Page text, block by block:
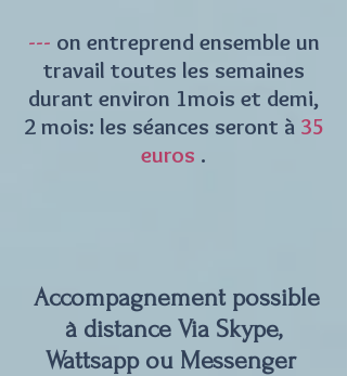
--- on entreprend ensemble un
travail toutes les semaines
durant environ 1mois et demi,
2 mois: les séances seront à 35
euros .
Accompagnement possible
à distance Via Skype,
Wattsapp ou Messenger